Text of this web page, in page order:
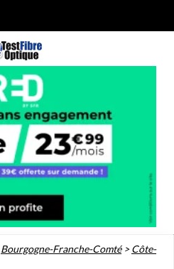
Bourgogne-Franche-Comté>Côte-